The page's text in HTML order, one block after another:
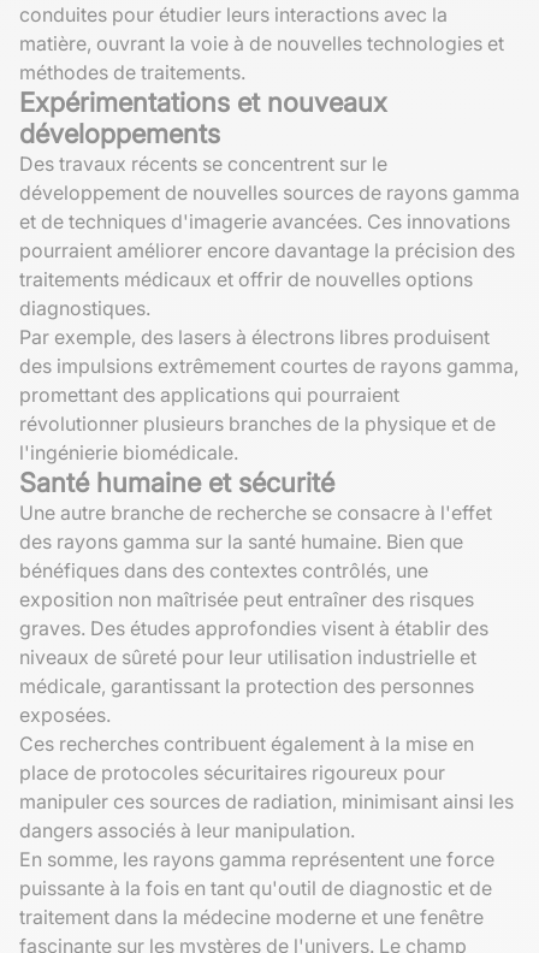
conduites pour étudier leurs interactions avec la
matière, ouvrant la voie à de nouvelles technologies et
méthodes de traitements.
Expérimentations et nouveaux
développements
Des travaux récents se concentrent sur le
développement de nouvelles sources de rayons gamma
et de techniques d'imagerie avancées. Ces innovations
pourraient améliorer encore davantage la précision des
traitements médicaux et offrir de nouvelles options
diagnostiques.
Par exemple, des lasers à électrons libres produisent
des impulsions extrêmement courtes de rayons gamma,
promettant des applications qui pourraient
révolutionner plusieurs branches de la physique et de
l'ingénierie biomédicale.
Santé humaine et sécurité
Une autre branche de recherche se consacre à l'effet
des rayons gamma sur la santé humaine. Bien que
bénéfiques dans des contextes contrôlés, une
exposition non maîtrisée peut entraîner des risques
graves. Des études approfondies visent à établir des
niveaux de sûreté pour leur utilisation industrielle et
médicale, garantissant la protection des personnes
exposées.
Ces recherches contribuent également à la mise en
place de protocoles sécuritaires rigoureux pour
manipuler ces sources de radiation, minimisant ainsi les
dangers associés à leur manipulation.
En somme, les rayons gamma représentent une force
puissante à la fois en tant qu'outil de diagnostic et de
traitement dans la médecine moderne et une fenêtre
fascinante sur les mystères de l'univers. Le champ